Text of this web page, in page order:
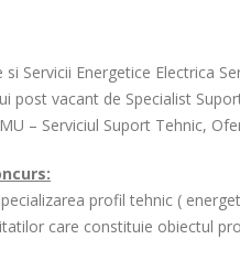
Servicii Energetice Electrica
post vacant de Specialist
– Serviciul Suport Tehnic,
profil tehnic (
care constituie obiectul